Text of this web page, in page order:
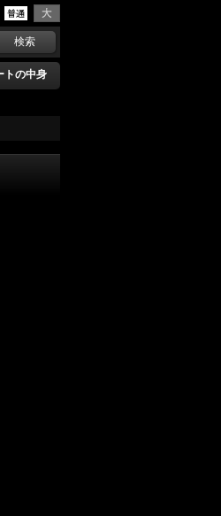
トの中身